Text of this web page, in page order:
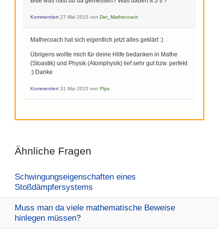
Kommentiert 27 Mai 2015 von Der_Mathecoach
Mathecoach hat sich eigentlich jetzt alles geklärt :)
Übrigens wollte mich für deine Hilfe bedanken in Mathe
(Stoastik) und Physik (Atomphysik) lief sehr gut bzw. perfekt
:) Danke
Kommentiert 31 Mai 2015 von Plya
Ähnliche Fragen
Schwingungseigenschaften eines
Stoßdämpfersystems
Muss man da viele mathematische Beweise
hinlegen müssen?